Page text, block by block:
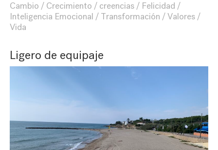
Cambio
Crecimiento creencias
Felicidad
Inteligencia Emocional
Transformación
Valores
Vida
Ligero de equipaje